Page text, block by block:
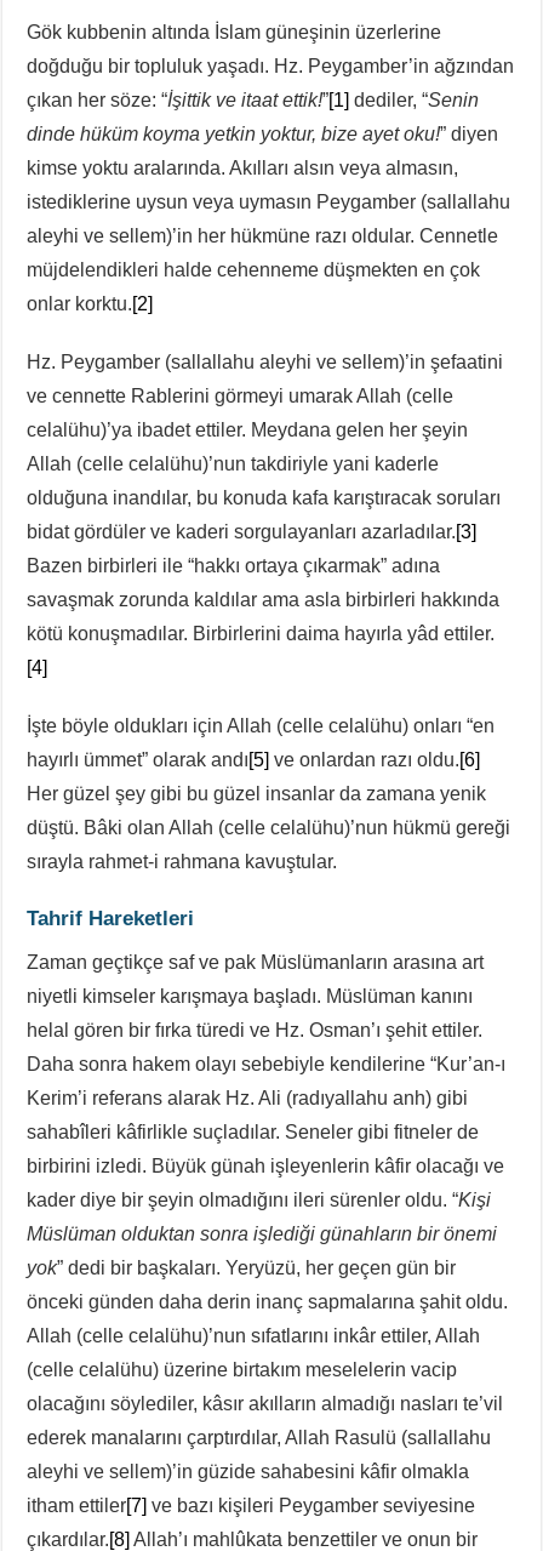
Gök kubbenin altında İslam güneşinin üzerlerine
doğduğu bir topluluk yaşadı. Hz. Peygamber’in ağzından
çıkan her söze: “İşittik ve itaat ettik!”[1] dediler, “Senin
dinde hüküm koyma yetkin yoktur, bize ayet oku!” diyen
kimse yoktu aralarında. Akılları alsın veya almasın,
istediklerine uysun veya uymasın Peygamber (sallallahu
aleyhi ve sellem)’in her hükmüne razı oldular. Cennetle
müjdelendikleri halde cehenneme düşmekten en çok
onlar korktu.[2]
Hz. Peygamber (sallallahu aleyhi ve sellem)’in şefaatini
ve cennette Rablerini görmeyi umarak Allah (celle
celalühu)’ya ibadet ettiler. Meydana gelen her şeyin
Allah (celle celalühu)’nun takdiriyle yani kaderle
olduğuna inandılar, bu konuda kafa karıştıracak soruları
bidat gördüler ve kaderi sorgulayanları azarladılar.[3]
Bazen birbirleri ile “hakkı ortaya çıkarmak” adına
savaşmak zorunda kaldılar ama asla birbirleri hakkında
kötü konuşmadılar. Birbirlerini daima hayırla yâd ettiler.
[4]
İşte böyle oldukları için Allah (celle celalühu) onları “en
hayırlı ümmet” olarak andı[5] ve onlardan razı oldu.[6]
Her güzel şey gibi bu güzel insanlar da zamana yenik
düştü. Bâki olan Allah (celle celalühu)’nun hükmü gereği
sırayla rahmet-i rahmana kavuştular.
Tahrif Hareketleri
Zaman geçtikçe saf ve pak Müslümanların arasına art
niyetli kimseler karışmaya başladı. Müslüman kanını
helal gören bir fırka türedi ve Hz. Osman’ı şehit ettiler.
Daha sonra hakem olayı sebebiyle kendilerine “Kur’an-ı
Kerim’i referans alarak Hz. Ali (radıyallahu anh) gibi
sahabîleri kâfirlikle suçladılar. Seneler gibi fitneler de
birbirini izledi. Büyük günah işleyenlerin kâfir olacağı ve
kader diye bir şeyin olmadığını ileri sürenler oldu. “Kişi
Müslüman olduktan sonra işlediği günahların bir önemi
yok” dedi bir başkaları. Yeryüzü, her geçen gün bir
önceki günden daha derin inanç sapmalarına şahit oldu.
Allah (celle celalühu)’nun sıfatlarını inkâr ettiler, Allah
(celle celalühu) üzerine birtakım meselelerin vacip
olacağını söylediler, kâsır akılların almadığı nasları te’vil
ederek manalarını çarptırdılar, Allah Rasulü (sallallahu
aleyhi ve sellem)’in güzide sahabesini kâfir olmakla
itham ettiler[7] ve bazı kişileri Peygamber seviyesine
çıkardılar.[8] Allah’ı mahlûkata benzettiler ve onun bir